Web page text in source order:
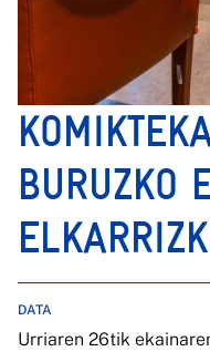
BURUZKO
DATA
Urriaren 26tik